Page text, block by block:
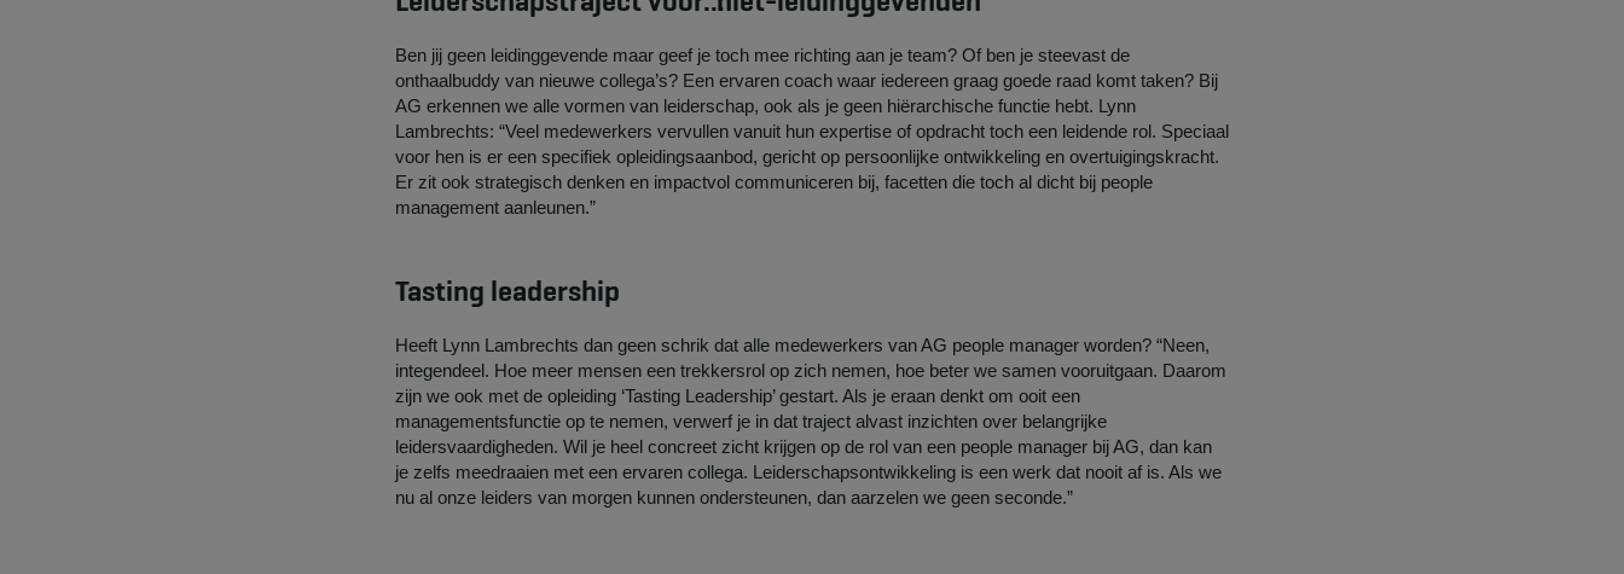
Ben jij geen leidinggevende maar geef je toch mee richting aan je team? Of ben je steevast de
onthaalbuddy van nieuwe collega’s? Een ervaren coach waar iedereen graag goede raad komt taken? Bij
AG erkennen we alle vormen van leiderschap, ook als je geen hiërarchische functie hebt. Lynn
Lambrechts: “Veel medewerkers vervullen vanuit hun expertise of opdracht toch een leidende rol. Speciaal
voor hen is er een specifiek opleidingsaanbod, gericht op persoonlijke ontwikkeling en overtuigingskracht.
Er zit ook strategisch denken en impactvol communiceren bij, facetten die toch al dicht bij people
management aanleunen.”
Tasting leadership
Heeft Lynn Lambrechts dan geen schrik dat alle medewerkers van AG people manager worden? “Neen,
integendeel. Hoe meer mensen een trekkersrol op zich nemen, hoe beter we samen vooruitgaan. Daarom
zijn we ook met de opleiding ‘Tasting Leadership’ gestart. Als je eraan denkt om ooit een
managementsfunctie op te nemen, verwerf je in dat traject alvast inzichten over belangrijke
leidersvaardigheden. Wil je heel concreet zicht krijgen op de rol van een people manager bij AG, dan kan
je zelfs meedraaien met een ervaren collega. Leiderschapsontwikkeling is een werk dat nooit af is. Als we
nu al onze leiders van morgen kunnen ondersteunen, dan aarzelen we geen seconde.”